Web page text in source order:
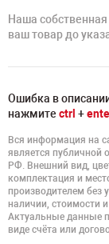
Наша
ваш товар до
Ошибка в
нажмите ctrl +
Вся информация на
является публичной
РФ. Внешний вид,
комплектация и
производителем без
наличии, стоимости
Актуальные данные
виде счёта или